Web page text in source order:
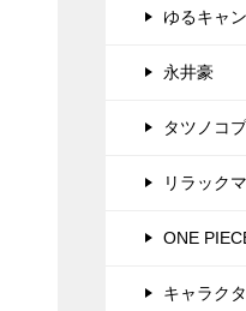
ゆるキャ
永井豪
タツノコ
リラックマ
ONE
キャラク